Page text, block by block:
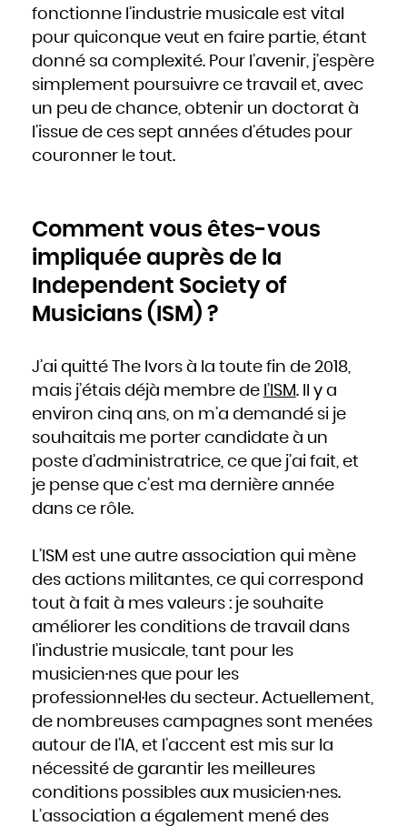
fonctionne l’industrie musicale est vital
pour quiconque veut en faire partie, étant
donné sa complexité. Pour l’avenir, j’espère
simplement poursuivre ce travail et, avec
un peu de chance, obtenir un doctorat à
l’issue de ces sept années d’études pour
couronner le tout.
Comment vous êtes-vous
impliquée auprès de la
Independent Society of
Musicians (ISM) ?
J’ai quitté The Ivors à la toute fin de 2018,
mais j’étais déjà membre de l’ISM. Il y a
environ cinq ans, on m’a demandé si je
souhaitais me porter candidate à un
poste d’administratrice, ce que j’ai fait, et
je pense que c’est ma dernière année
dans ce rôle.
L’ISM est une autre association qui mène
des actions militantes, ce qui correspond
tout à fait à mes valeurs : je souhaite
améliorer les conditions de travail dans
l’industrie musicale, tant pour les
musicien·nes que pour les
professionnel·les du secteur. Actuellement,
de nombreuses campagnes sont menées
autour de l’IA, et l’accent est mis sur la
nécessité de garantir les meilleures
conditions possibles aux musicien·nes.
L’association a également mené des